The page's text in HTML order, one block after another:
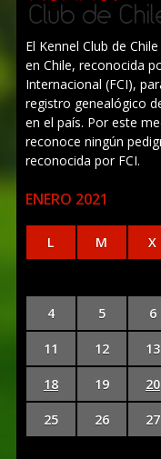
El Kennel Club de
en Chile, reconocida
Internacional (FCI),
registro genealógico
en el país. Por este
reconoce ningún
reconocida por FCI.
ENERO 2021
L M X
4 5 6
11 12 13
18 19 20
25 26 27